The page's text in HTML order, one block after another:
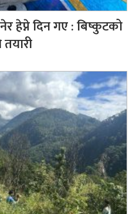
हेप्ने दिन गए : बिष्कुटको
तयारी